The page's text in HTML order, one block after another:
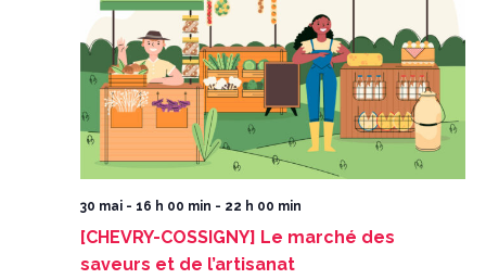
30 mai - 16 h 00 min - 22 h 00 min
[CHEVRY-COSSIGNY] Le marché des
saveurs et de l’artisanat